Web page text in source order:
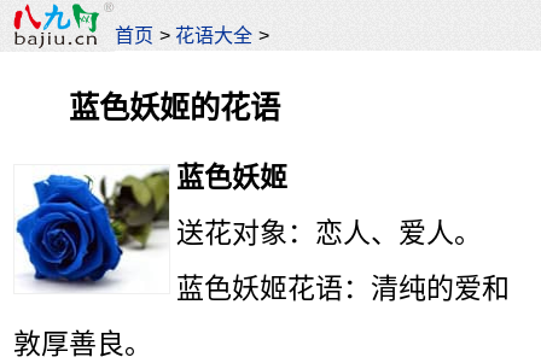
首页 > 花语大全 >
蓝色妖姬的花语
蓝色妖姬
送花对象：恋人、爱人。
蓝色妖姬花语：清纯的爱和
敦厚善良。